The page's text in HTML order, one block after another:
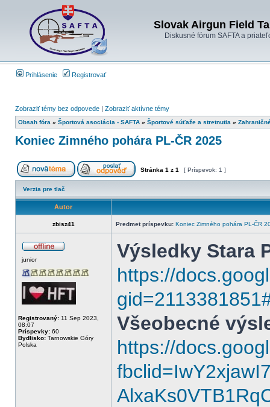
Slovak Airgun Field
Diskusné fórum SAFTA a
Prihlásenie Registrovať
Zobraziť témy bez odpovede | Zobraziť aktívne témy
Obsah fóra » Športová asociácia - SAFTA » Športové súťaže a stretnutia »
Koniec Zimného pohára PL-ČR 2025
Stránka 1 z 1 [ Príspevok: 1 ]
Verzia pre tlač
Autor
zbisz41 Predmet príspevku: Koniec Zimného pohára PL-ČR
junior
Registrovaný: 11 Sep 2023,
08:07
Príspevky: 60
Bydlisko: Tarnowskie Góry
Polska
Výsledky Stara
https://
Všeobecné
https://